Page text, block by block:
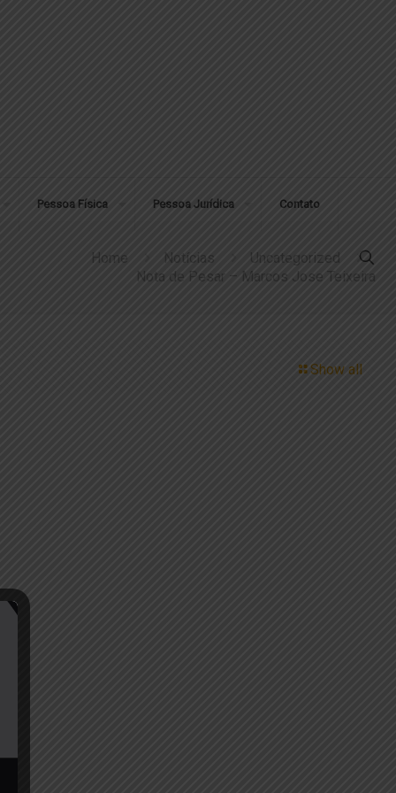
Pessoa Física Pessoa Jurídica Contato
Home Notícias
Uncategorized
Nota de Pesar – Marcos Jose Teixeira
Show all